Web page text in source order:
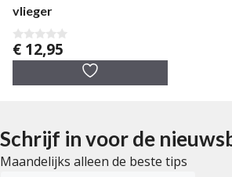
vlieger
0
v
€ 12,95
Schrijf in voor de
Maandelijks alleen de beste tips